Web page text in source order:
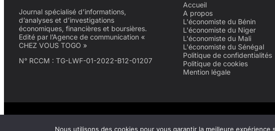
Journal spécialisé d’informations,
d’analyses et d’investigations
économiques, financières et boursières.
Edité par l’Agence de communication «
CHEZ VOUS TOGO »
N° RCCM : TG-LWF-01-2022-B12-01207
Accueil
A propos
L'économiste du Bénin
L'économiste du Niger
L'économiste du Mali
L'économiste du Sénégal
Politique de confidentialités
Politique de cookies
Mention légale
Nous utilisons des cookies pour vous garantir la meilleure